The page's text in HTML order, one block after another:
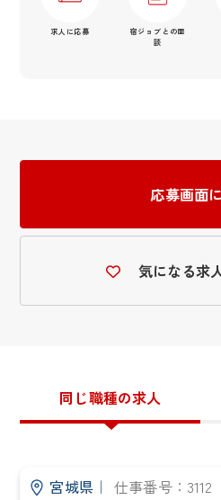
求人に応募
宿ジョブとの面
談
応募画面
気になる求
同じ職種の求人
宮城県｜ 仕事番号：3112